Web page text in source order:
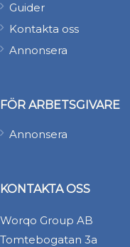
Guider
Kontakta oss
Annonsera
FÖR ARBETSGIVARE
Annonsera
KONTAKTA OSS
Worqo Group AB
Tomtebogatan 3a